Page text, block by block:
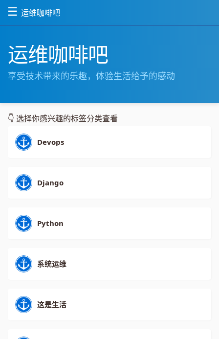
☰ 运维咖啡吧
运维咖啡吧
享受技术带来的乐趣，体验生活给予的感动
👇 选择你感兴趣的标签分类查看
Devops
Django
Python
系统运维
这是生活